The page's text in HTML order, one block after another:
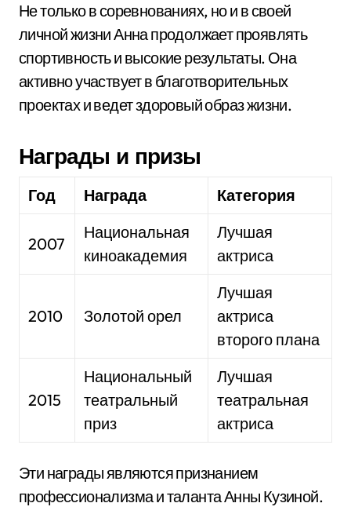
Не только в соревнованиях, но и в своей
личной жизни Анна продолжает проявлять
спортивность и высокие результаты. Она
активно участвует в благотворительных
проектах и ведет здоровый образ жизни.
Награды и призы
Год Награда Категория
2007
Национальная
киноакадемия
Лучшая
актриса
2010 Золотой орел
Лучшая
актриса
второго плана
2015
Национальный
театральный
приз
Лучшая
театральная
актриса
Эти награды являются признанием
профессионализма и таланта Анны Кузиной.